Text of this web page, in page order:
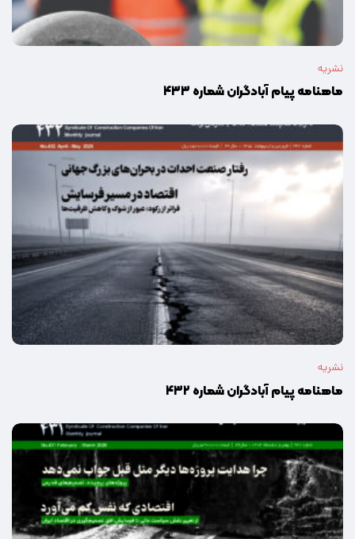
نشریه
ماهنامه پیام آبادگران شماره ۴۳۳
نشریه
ماهنامه پیام آبادگران شماره ۴۳۲